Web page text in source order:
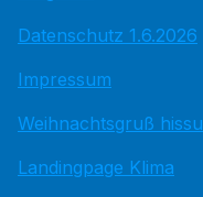
Datenschutz 1.6.2026
Impressum
Weihnachtsgruß hissu
Landingpage Klima